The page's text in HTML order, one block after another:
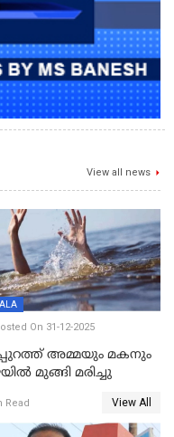
View all news
On 31-12-2025
അമ്മയും മകനും
മുങ്ങി മരിച്ചു
Read View All